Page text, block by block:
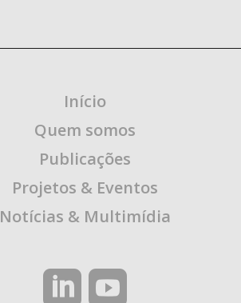
Início
Quem somos
Publicações
Projetos & Eventos
Notícias & Multimídia